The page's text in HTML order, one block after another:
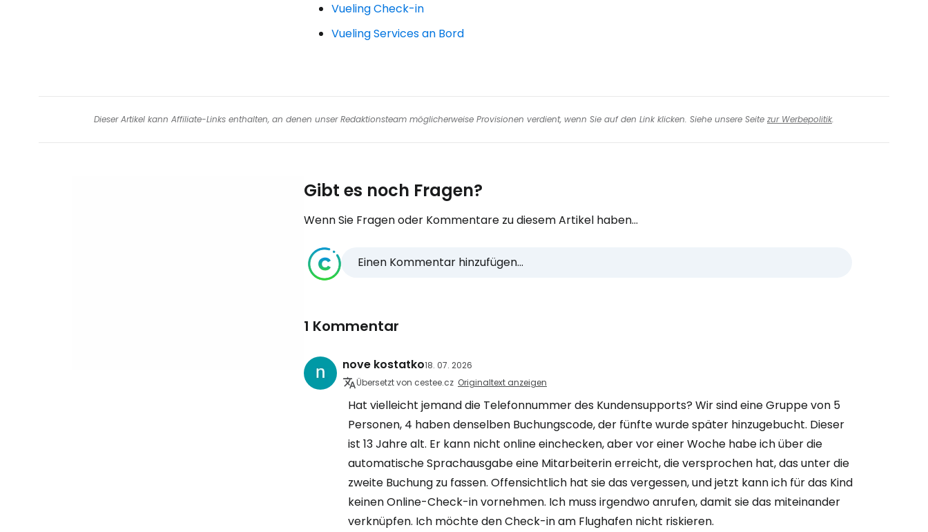
Vueling Check-in
Vueling Services an Bord
Dieser Artikel kann Affiliate-Links enthalten, an denen unser Redaktionsteam möglicherweise Provisionen verdient, wenn Sie auf den Link klicken. Siehe unsere Seite zur Werbepolitik.
Gibt es noch Fragen?
Wenn Sie Fragen oder Kommentare zu diesem Artikel haben...
Einen Kommentar hinzufügen...
1 Kommentar
nove kostatko18. 07. 2026
Übersetzt von cestee.cz Originaltext anzeigen
Hat vielleicht jemand die Telefonnummer des Kundensupports? Wir sind eine Gruppe von 5
Personen, 4 haben denselben Buchungscode, der fünfte wurde später hinzugebucht. Dieser
ist 13 Jahre alt. Er kann nicht online einchecken, aber vor einer Woche habe ich über die
automatische Sprachausgabe eine Mitarbeiterin erreicht, die versprochen hat, das unter die
zweite Buchung zu fassen. Offensichtlich hat sie das vergessen, und jetzt kann ich für das Kind
keinen Online-Check-in vornehmen. Ich muss irgendwo anrufen, damit sie das miteinander
verknüpfen. Ich möchte den Check-in am Flughafen nicht riskieren.